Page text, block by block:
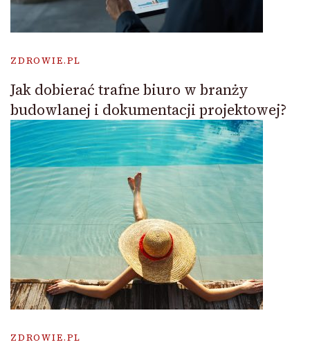
ZDROWIE.PL
Jak dobierać trafne biuro w branży
budowlanej i dokumentacji projektowej?
ZDROWIE.PL